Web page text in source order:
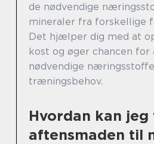
de nødvendige
mineraler fra forskellige
Det hjælper dig med at
kost og øger chancen for
nødvendige
træningsbehov.
Hvordan kan jeg
aftensmaden til